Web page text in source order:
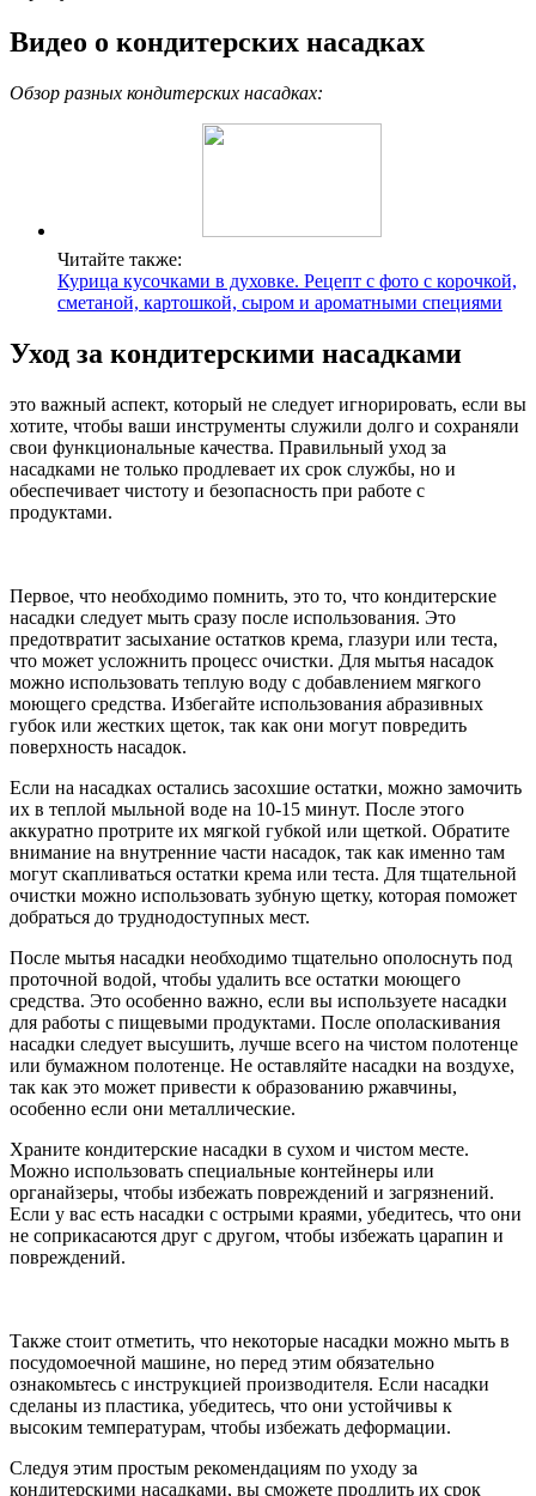
Видео о кондитерских насадках
Обзор разных кондитерских насадках:
Читайте также:
Курица кусочками в духовке. Рецепт с фото с корочкой,
сметаной, картошкой, сыром и ароматными специями
Уход за кондитерскими насадками
это важный аспект, который не следует игнорировать, если вы
хотите, чтобы ваши инструменты служили долго и сохраняли
свои функциональные качества. Правильный уход за
насадками не только продлевает их срок службы, но и
обеспечивает чистоту и безопасность при работе с
продуктами.
Первое, что необходимо помнить, это то, что кондитерские
насадки следует мыть сразу после использования. Это
предотвратит засыхание остатков крема, глазури или теста,
что может усложнить процесс очистки. Для мытья насадок
можно использовать теплую воду с добавлением мягкого
моющего средства. Избегайте использования абразивных
губок или жестких щеток, так как они могут повредить
поверхность насадок.
Если на насадках остались засохшие остатки, можно замочить
их в теплой мыльной воде на 10-15 минут. После этого
аккуратно протрите их мягкой губкой или щеткой. Обратите
внимание на внутренние части насадок, так как именно там
могут скапливаться остатки крема или теста. Для тщательной
очистки можно использовать зубную щетку, которая поможет
добраться до труднодоступных мест.
После мытья насадки необходимо тщательно ополоснуть под
проточной водой, чтобы удалить все остатки моющего
средства. Это особенно важно, если вы используете насадки
для работы с пищевыми продуктами. После ополаскивания
насадки следует высушить, лучше всего на чистом полотенце
или бумажном полотенце. Не оставляйте насадки на воздухе,
так как это может привести к образованию ржавчины,
особенно если они металлические.
Храните кондитерские насадки в сухом и чистом месте.
Можно использовать специальные контейнеры или
органайзеры, чтобы избежать повреждений и загрязнений.
Если у вас есть насадки с острыми краями, убедитесь, что они
не соприкасаются друг с другом, чтобы избежать царапин и
повреждений.
Также стоит отметить, что некоторые насадки можно мыть в
посудомоечной машине, но перед этим обязательно
ознакомьтесь с инструкцией производителя. Если насадки
сделаны из пластика, убедитесь, что они устойчивы к
высоким температурам, чтобы избежать деформации.
Следуя этим простым рекомендациям по уходу за
кондитерскими насадками, вы сможете продлить их срок